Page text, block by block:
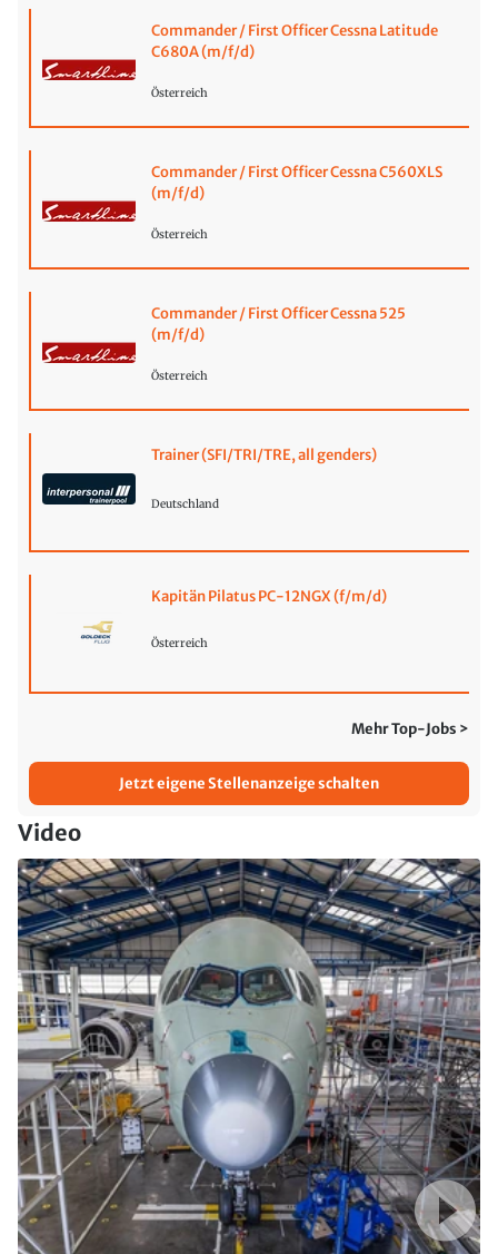
Commander / First Officer Cessna Latitude
C680A (m/f/d)
Österreich
Commander / First Officer Cessna C560XLS
(m/f/d)
Österreich
Commander / First Officer Cessna 525
(m/f/d)
Österreich
Trainer (SFI/TRI/TRE, all genders)
Deutschland
Kapitän Pilatus PC-12NGX (f/m/d)
Österreich
Mehr Top-Jobs >
Jetzt eigene Stellenanzeige schalten
Video